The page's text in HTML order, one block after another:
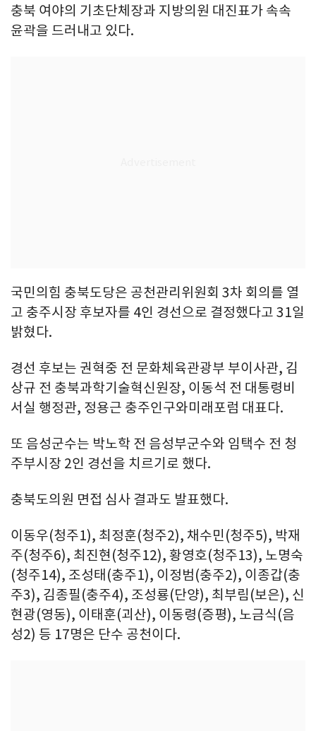
충북 여야의 기초단체장과 지방의원 대진표가 속속
윤곽을 드러내고 있다.
국민의힘 충북도당은 공천관리위원회 3차 회의를 열
고 충주시장 후보자를 4인 경선으로 결정했다고 31일
밝혔다.
경선 후보는 권혁중 전 문화체육관광부 부이사관, 김
상규 전 충북과학기술혁신원장, 이동석 전 대통령비
서실 행정관, 정용근 충주인구와미래포럼 대표다.
또 음성군수는 박노학 전 음성부군수와 임택수 전 청
주부시장 2인 경선을 치르기로 했다.
충북도의원 면접 심사 결과도 발표했다.
이동우(청주1), 최정훈(청주2), 채수민(청주5), 박재
주(청주6), 최진현(청주12), 황영호(청주13), 노명숙
(청주14), 조성태(충주1), 이정범(충주2), 이종갑(충
주3), 김종필(충주4), 조성룡(단양), 최부림(보은), 신
현광(영동), 이태훈(괴산), 이동령(증평), 노금식(음
성2) 등 17명은 단수 공천이다.